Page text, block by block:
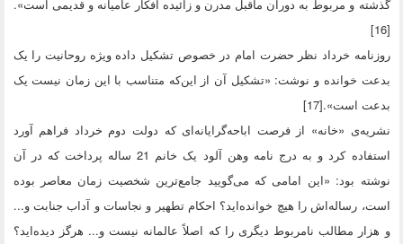
گذشته و مربوط به دوران ماقبل مدرن و زائیده افکار عامیانه و قدیمی است».
[16]
روزنامه خرداد نظر حضرت امام در خصوص تشکیل داده ویژه روحانیت را یک
بدعت خوانده و نوشت: «تشکیل آن از این‌که متناسب با این زمان نیست یک
بدعت است».[17]
نشریه‌ی «خانه» از فرصت اباحه‌گرایانه‌ای که دولت دوم خرداد فراهم آورد
استفاده کرد و به درج نامه وهن آلود یک خانم 21 ساله پرداخت که در آن
نوشته بود: «این امامی که می‌گویید جامع‌ترین شخصیت زمان معاصر بوده
است، رساله‌اش را هیچ خوانده‌اید؟ احکام تطهیر و نجاسات و آداب جنابت و...
و هزار مطالب نامربوط دیگری را که اصلاً عالمانه نیست و... هرگز دیده‌اید؟